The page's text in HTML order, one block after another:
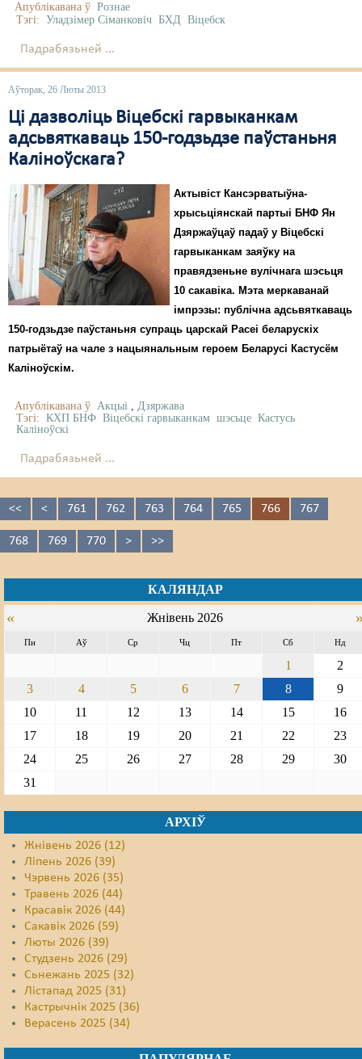
Апублікавана ў Рознае
Тэгі: Уладзімер Сіманковіч БХД Віцебск
Падрабязьней ...
Аўторак, 26 Люты 2013
Ці дазволіць Віцебскі гарвыканкам
адсьвяткаваць 150-годзьдзе паўстаньня
Каліноўскага?
Актывіст Кансэрватыўна-
хрысьціянскай партыі БНФ Ян
Дзяржаўцаў падаў у Віцебскі
гарвыканкам заяўку на
правядзеньне вулічнага шэсьця
10 сакавіка. Мэта меркаванай
імпрэзы: публічна адсьвяткаваць
150-годзьдзе паўстаньня супраць царскай Расеі беларускіх
патрыётаў на чале з нацыянальным героем Беларусі Кастусём
Каліноўскім.
Апублікавана ў Акцыі , Дзяржава
Тэгі: КХП БНФ Віцебскі гарвыканкам шэсьце Кастусь
Каліноўскі
Падрабязьней ...
<< < 761 762 763 764 765 766 767
768 769 770 > >>
КАЛЯНДАР
« Жнівень 2026
Пн Аў Ср Чц Пт Сб Нд
1
2
3
4 5 6 7 8
9
10
11 12 13 14 15
16
17
18 19 20 21 22
23
24
25 26 27 28 29
30
31
АРХІЎ
Жнівень 2026 (12)
Ліпень 2026 (39)
Чэрвень 2026 (35)
Травень 2026 (44)
Красавік 2026 (44)
Сакавік 2026 (59)
Люты 2026 (39)
Студзень 2026 (29)
Сьнежань 2025 (32)
Лістапад 2025 (31)
Кастрычнік 2025 (36)
Верасень 2025 (34)